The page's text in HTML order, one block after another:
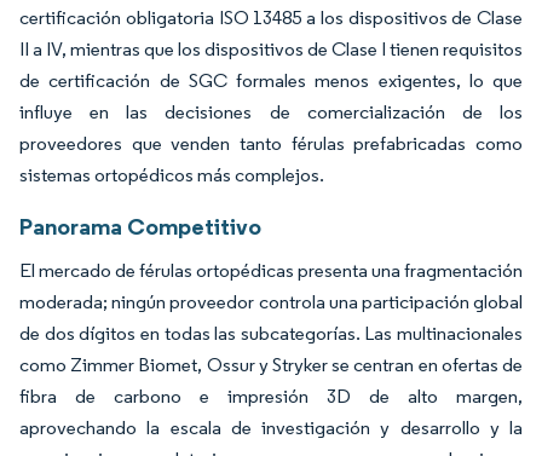
certificación obligatoria ISO 13485 a los dispositivos de Clase
II a IV, mientras que los dispositivos de Clase I tienen requisitos
de certificación de SGC formales menos exigentes, lo que
influye en las decisiones de comercialización de los
proveedores que venden tanto férulas prefabricadas como
sistemas ortopédicos más complejos.
Panorama Competitivo
El mercado de férulas ortopédicas presenta una fragmentación
moderada; ningún proveedor controla una participación global
de dos dígitos en todas las subcategorías. Las multinacionales
como Zimmer Biomet, Ossur y Stryker se centran en ofertas de
fibra de carbono e impresión 3D de alto margen,
aprovechando la escala de investigación y desarrollo y la